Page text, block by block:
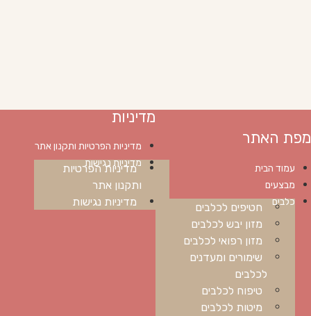
מפת האתר
עמוד הבית
מבצעים
כלבים
חטיפים לכלבים
מזון יבש לכלבים
מזון רפואי לכלבים
שימורים ומעדנים
לכלבים
טיפוח לכלבים
מיטות לכלבים
מדיניות
מדיניות הפרטיות ותקנון אתר
מדיניות נגישות
מדיניות הפרטיות
ותקנון אתר
מדיניות נגישות